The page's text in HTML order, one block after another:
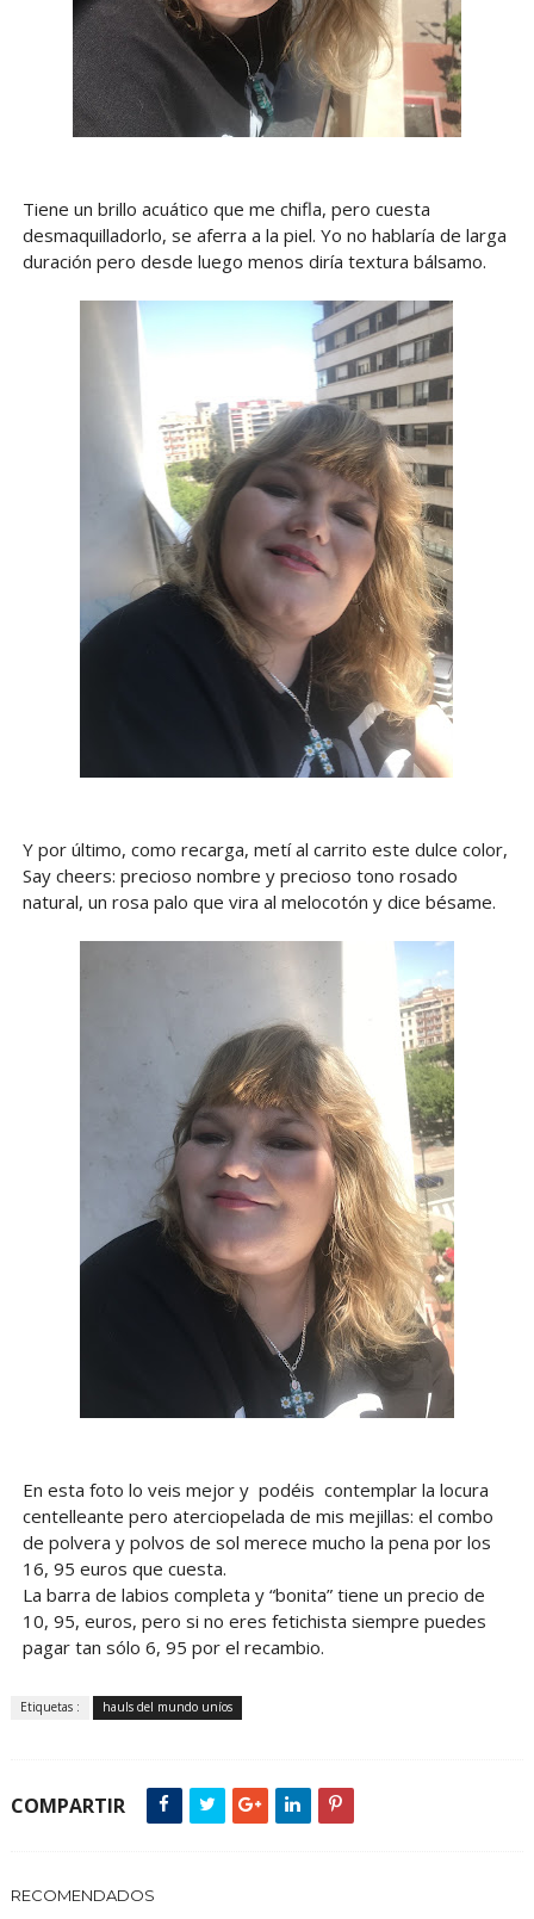
Tiene un brillo acuático que me chifla, pero cuesta
desmaquilladorlo, se aferra a la piel. Yo no hablaría de larga
duración pero desde luego menos diría textura bálsamo.
Y por último, como recarga, metí al carrito este dulce color,
Say cheers: precioso nombre y precioso tono rosado
natural, un rosa palo que vira al melocotón y dice bésame.
En esta foto lo veis mejor y podéis contemplar la locura
centelleante pero aterciopelada de mis mejillas: el combo
de polvera y polvos de sol merece mucho la pena por los
16, 95 euros que cuesta.
La barra de labios completa y “bonita” tiene un precio de
10, 95, euros, pero si no eres fetichista siempre puedes
pagar tan sólo 6, 95 por el recambio.
Etiquetas : hauls del mundo uníos
COMPARTIR
RECOMENDADOS